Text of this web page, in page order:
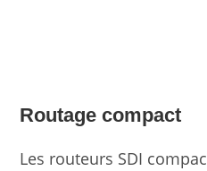
Routage compact
Les routeurs SDI